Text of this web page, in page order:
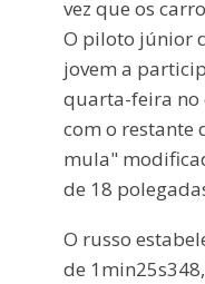
vez que os
O piloto júnior
jovem a
quarta-feira no
com o restante
mula"
de 18
O russo
de